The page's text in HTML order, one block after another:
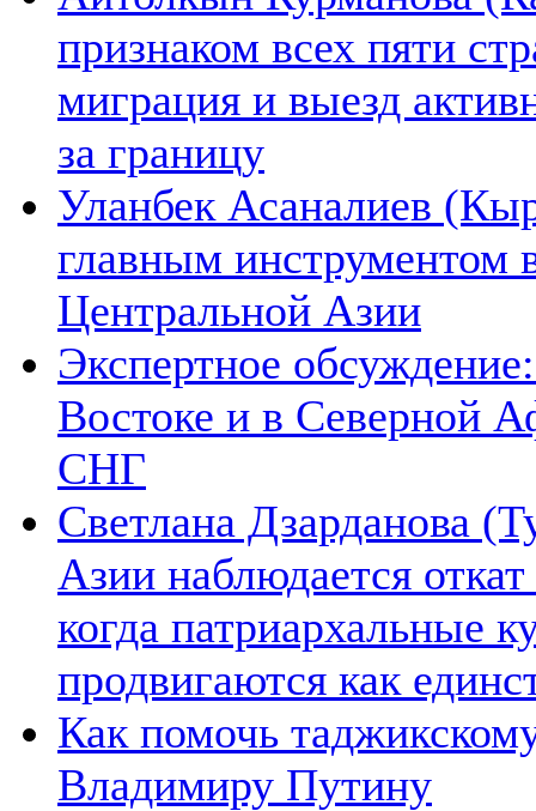
признаком всех пяти
миграция и выезд
за границу
Уланбек Асаналиев
главным инструментом
Центральной Азии
Экспертное
Востоке и в Северной
СНГ
Светлана Дзарданова
Азии наблюдается
когда патриархальные
продвигаются как
Как помочь
Владимиру Путину